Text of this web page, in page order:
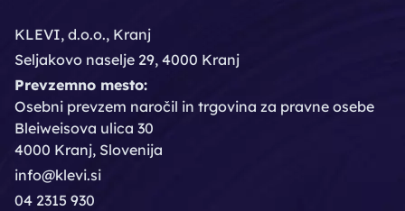
KLEVI, d.o.o., Kranj
Seljakovo naselje 29, 4000 Kranj
Prevzemno mesto:
Osebni prevzem naročil in trgovina za pravne osebe
Bleiweisova ulica 30
4000 Kranj, Slovenija
info@klevi.si
04 2315 930